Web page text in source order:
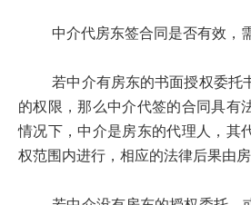
中介代房东签合同是否有效，需
若中介有房东的书面授权委托书
的权限，那么中介代签的合同具有
情况下，中介是房东的代理人，其
权范围内进行，相应的法律后果由房